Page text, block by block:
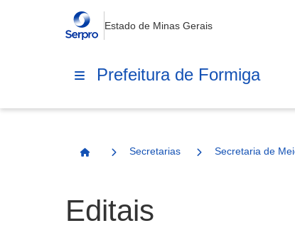
Estado de Minas Gerais
Prefeitura de Formiga
Página Inicial
Secretarias Secretaria de
Editais